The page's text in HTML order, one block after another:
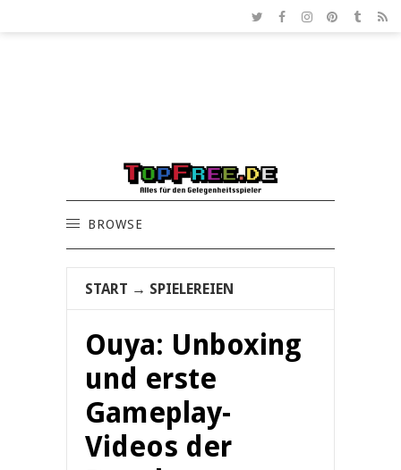
BROWSE
START → SPIELEREIEN
Ouya: Unboxing
und erste
Gameplay-
Videos der